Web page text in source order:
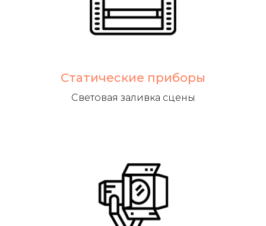
Статические приборы
Световая заливка сцены